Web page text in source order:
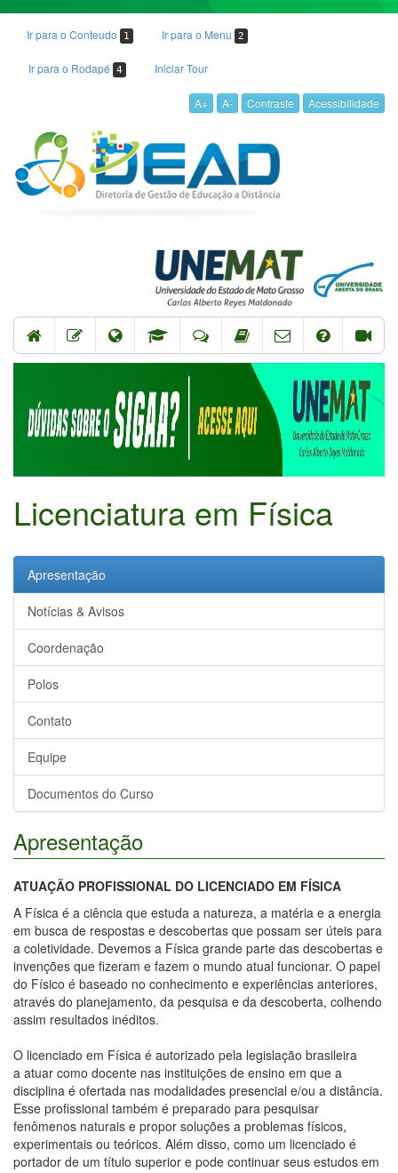
Ir para o Conteudo 1 Ir para o Menu 2
Ir para o Rodapé 4 Iniciar Tour
A+ A- Contraste Acessibilidade
Licenciatura em Física
Apresentação
Notícias & Avisos
Coordenação
Polos
Contato
Equipe
Documentos do Curso
Apresentação
ATUAÇÃO PROFISSIONAL DO LICENCIADO EM FÍSICA
A Física é a ciência que estuda a natureza, a matéria e a energia
em busca de respostas e descobertas que possam ser úteis para
a coletividade. Devemos a Física grande parte das descobertas e
invenções que fizeram e fazem o mundo atual funcionar. O papel
do Físico é baseado no conhecimento e experiências anteriores,
através do planejamento, da pesquisa e da descoberta, colhendo
assim resultados inéditos.
O licenciado em Física é autorizado pela legislação brasileira
a atuar como docente nas instituições de ensino em que a
disciplina é ofertada nas modalidades presencial e/ou a distância.
Esse profissional também é preparado para pesquisar
fenômenos naturais e propor soluções a problemas físicos,
experimentais ou teóricos. Além disso, como um licenciado é
portador de um título superior e pode continuar seus estudos em